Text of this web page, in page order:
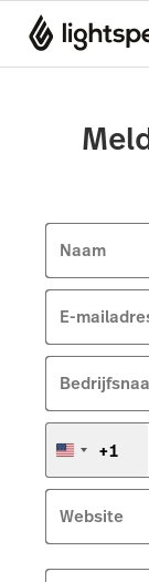
Naam
E-
Verenigde
+1
+1
Website